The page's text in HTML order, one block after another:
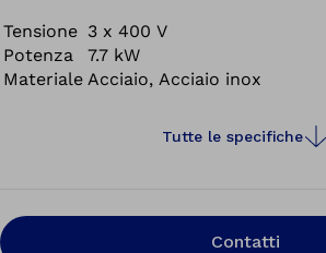
Tensione 3 x 400 V
Potenza
7.7 kW
Materiale Acciaio, Acciaio inox
Tutte le specifiche
Contatti